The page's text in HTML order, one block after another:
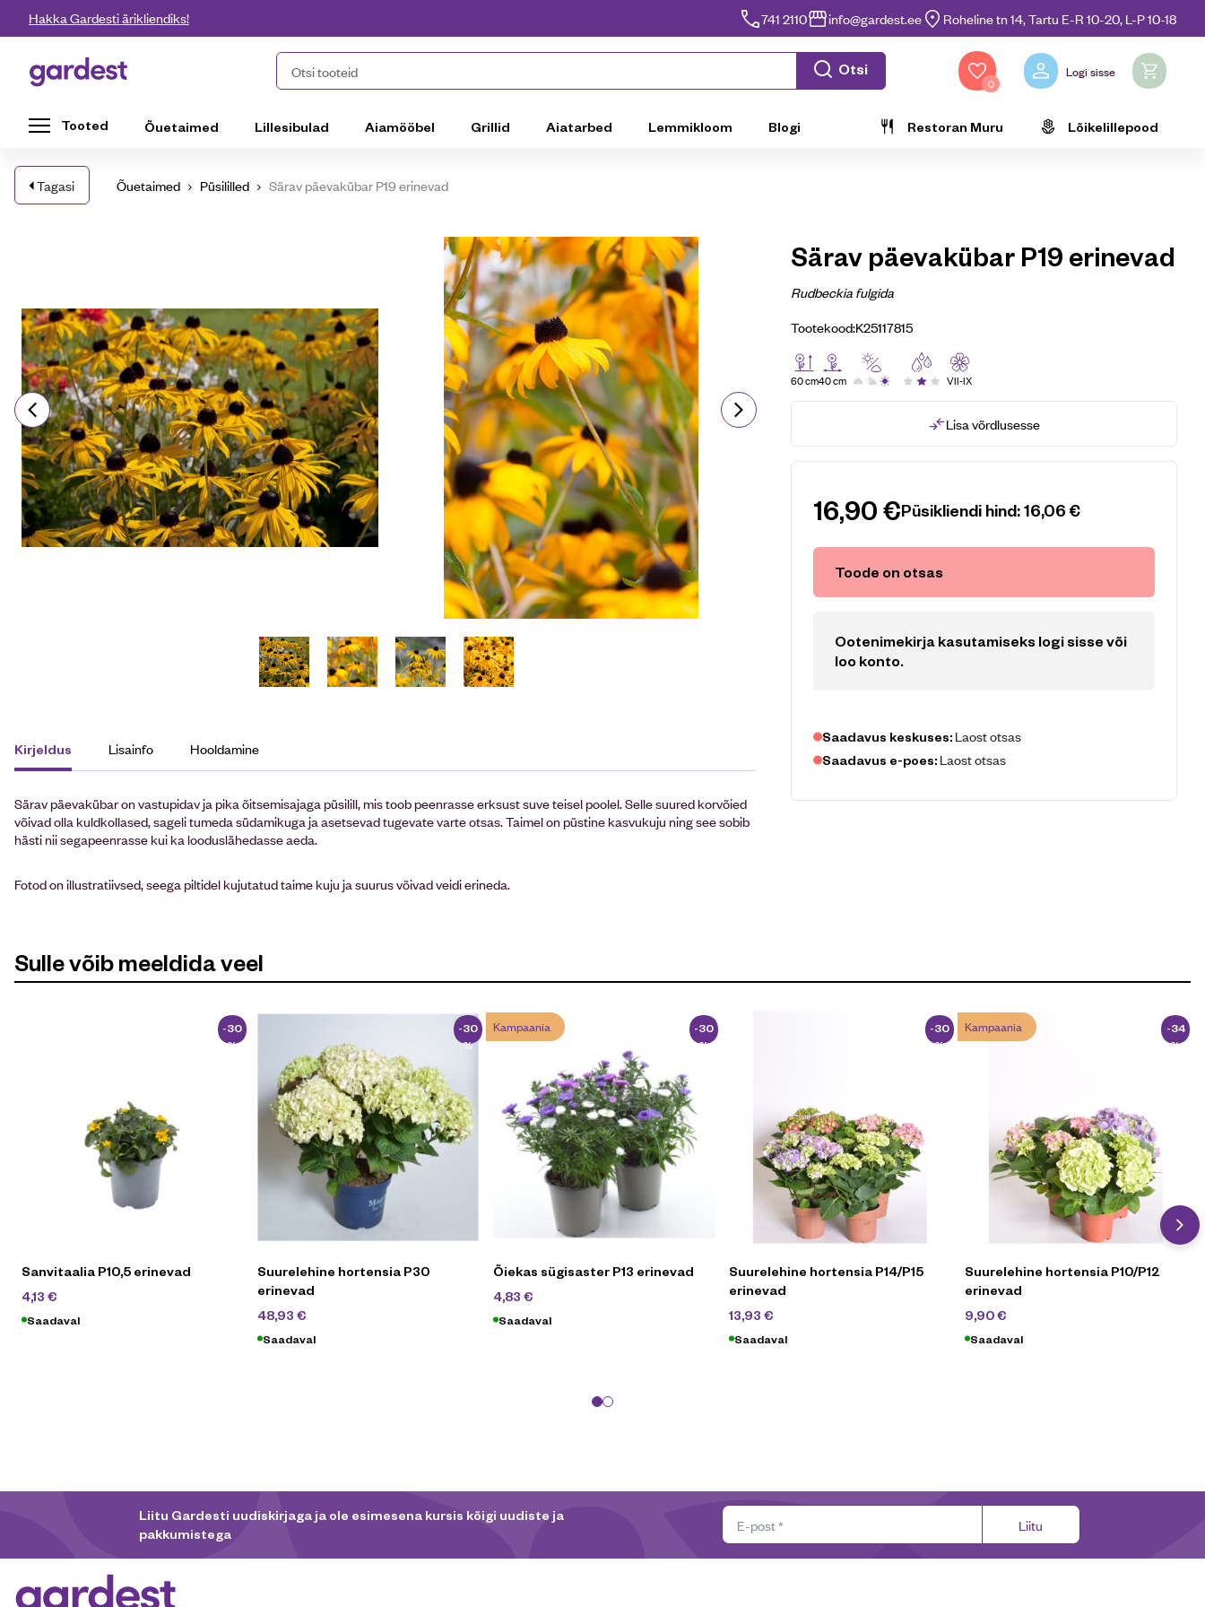
Liigu edasi põhisisu juurde
Hakka Gardesti ärikliendiks! 741 2110 info@gardest.ee Roheline tn 14, Tartu E-R 10-20, L-P 10-18
Gardest Otsi tooteid Otsi
0
Logi sisse
Tooted Õuetaimed Lillesibulad Aiamööbel Grillid Aiatarbed Lemmikloom Blogi Restoran Muru Lõikelillepood
Tagasi Õuetaimed Püsililled Särav päevakübar P19 erinevad
Kirjeldus Lisainfo Hooldamine
Särav päevakübar on vastupidav ja pika õitsemisajaga püsilill, mis toob peenrasse erksust suve teisel poolel. Selle suured korvõied
võivad olla kuldkollased, sageli tumeda südamikuga ja asetsevad tugevate varte otsas. Taimel on püstine kasvukuju ning see sobib
hästi nii segapeenrasse kui ka looduslähedasse aeda.
Fotod on illustratiivsed, seega piltidel kujutatud taime kuju ja suurus võivad veidi erineda.
Särav päevakübar P19 erinevad
Rudbeckia fulgida
Tootekood:K25117815
60 cm40 cm VII-IX
Lisa võrdlusesse
16,90€Püsikliendi hind:16,06€
Toode on otsas
Ootenimekirja kasutamiseks logi sisse või
loo konto.
Saadavus keskuses: Laost otsas
Saadavus e-poes: Laost otsas
Sulle võib meeldida veel
-30
%
Sanvitaalia P10,5 erinevad
4,13 €
Saadaval
-30
%
Suurelehine hortensia P30
erinevad
48,93 €
Saadaval
Kampaania
-30
%
Õiekas sügisaster P13 erinevad
4,83 €
Saadaval
-30
%
Suurelehine hortensia P14/P15
erinevad
13,93 €
Saadaval
Kampaania
-34
%
Suurelehine hortensia P10/P12
erinevad
9,90€
Saadaval
Liitu Gardesti uudiskirjaga ja ole esimesena kursis kõigi uudiste ja
pakkumistega
Liitu